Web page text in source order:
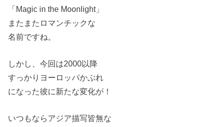
「Magic in the Moonlight」
またまたロマンチックな
名前ですね。
しかし、今回は2000以降
すっかりヨーロッパかぶれ
になった彼に新たな変化が！
いつもならアジア描写皆無な